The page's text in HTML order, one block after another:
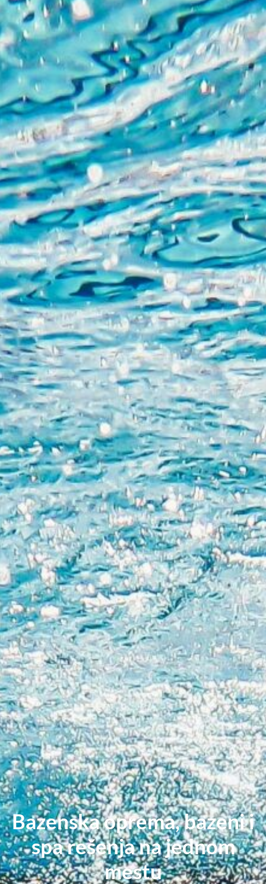
Bazenska oprema, bazeni i
spa rešenja na jednom
mestu